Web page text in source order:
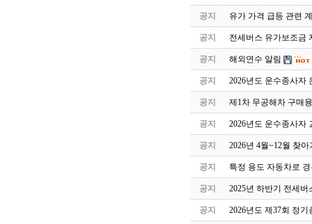
공지 유가 가격 급등 관련
공지 전세버스 유가보조금
공지 해외연수 알림
공지 2026년도 운수종사자
공지 제1차 무공해차 구매
공지 2026년도 운수종사자
공지 2026년 4월~12월 찾
공지 특정 용도 자동차로
공지 2025년 하반기 전세
공지 2026년도 제37회 정기